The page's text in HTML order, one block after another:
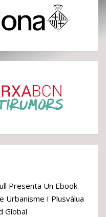
Presenta Un Ebook
Urbanisme I Plusvàlua
Global